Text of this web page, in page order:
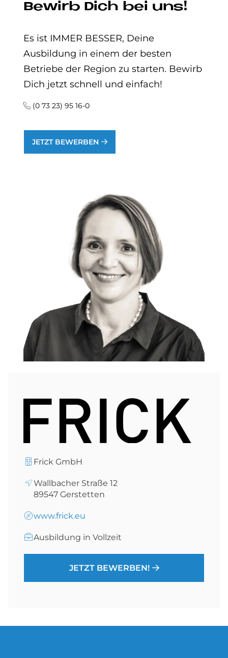
Be­wirb Dich bei uns!
Es ist IMMER BESSER, Deine
Ausbildung in einem der besten
Betriebe der Region zu starten. Bewirb
Dich jetzt schnell und einfach!
(0 73 23) 95 16-0
JETZT BEWERBEN
Frick GmbH
Wallbacher Straße 12
89547 Gerstetten
www.frick.eu
Ausbildung in Vollzeit
JETZT BEWERBEN!